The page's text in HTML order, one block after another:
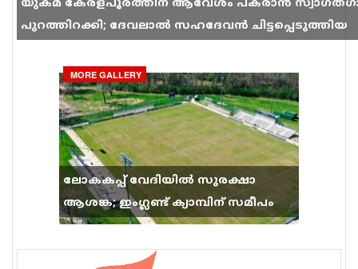
യുക്മ കേരളപൂരത്തിന് ആവേശം പകരാൻ
പുറത്തിറക്കി; ദേവലാൽ സഹദേവൻ ചിട്ടപ്പെടുത്തിയ
MORE GALLERY
ലോകകപ്പ് വേദിയിൽ സുരക്ഷാ
ആശങ്ക; ഇംഗ്ലണ്ട് ക്യാമ്പിന് സമീപം
വെടിവെപ്പ്, 9 പേർക്ക് പരിക്ക്